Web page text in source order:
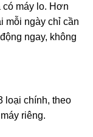
có máy lo. Hơn
mỗi ngày chỉ cần
ngay, không
loại chính, theo
riêng.